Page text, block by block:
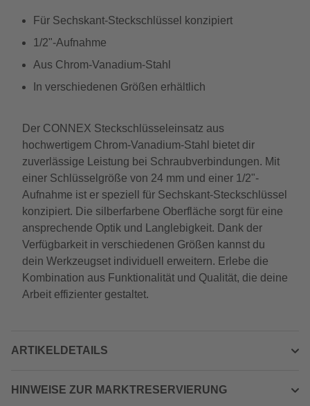
Für Sechskant-Steckschlüssel konzipiert
1/2"-Aufnahme
Aus Chrom-Vanadium-Stahl
In verschiedenen Größen erhältlich
Der CONNEX Steckschlüsseleinsatz aus
hochwertigem Chrom-Vanadium-Stahl bietet dir
zuverlässige Leistung bei Schraubverbindungen. Mit
einer Schlüsselgröße von 24 mm und einer 1/2"-
Aufnahme ist er speziell für Sechskant-Steckschlüssel
konzipiert. Die silberfarbene Oberfläche sorgt für eine
ansprechende Optik und Langlebigkeit. Dank der
Verfügbarkeit in verschiedenen Größen kannst du
dein Werkzeugset individuell erweitern. Erlebe die
Kombination aus Funktionalität und Qualität, die deine
Arbeit effizienter gestaltet.
ARTIKELDETAILS
HINWEISE ZUR MARKTRESERVIERUNG